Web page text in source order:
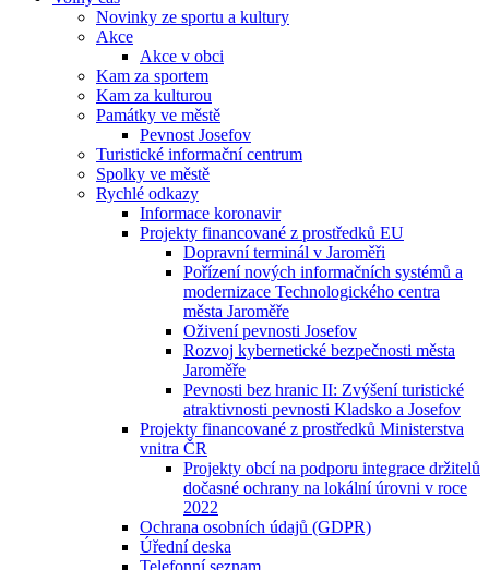
Novinky ze sportu a kultury
Akce
Akce v obci
Kam za sportem
Kam za kulturou
Památky ve městě
Pevnost Josefov
Turistické informační centrum
Spolky ve městě
Rychlé odkazy
Informace koronavir
Projekty financované z prostředků EU
Dopravní terminál v Jaroměři
Pořízení nových informačních systémů a
modernizace Technologického centra
města Jaroměře
Oživení pevnosti Josefov
Rozvoj kybernetické bezpečnosti města
Jaroměře
Pevnosti bez hranic II: Zvýšení turistické
atraktivnosti pevnosti Kladsko a Josefov
Projekty financované z prostředků Ministerstva
vnitra ČR
Projekty obcí na podporu integrace držitelů
dočasné ochrany na lokální úrovni v roce
2022
Ochrana osobních údajů (GDPR)
Úřední deska
Telefonní seznam